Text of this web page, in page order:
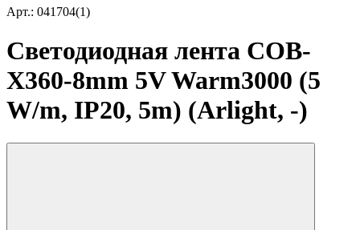
Арт.: 041704(1)
Светодиодная лента COB-
X360-8mm 5V Warm3000 (5
W/m, IP20, 5m) (Arlight, -)